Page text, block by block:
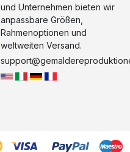
und Unternehmen bieten wir
anpassbare Größen,
Rahmenoptionen und
weltweiten Versand.